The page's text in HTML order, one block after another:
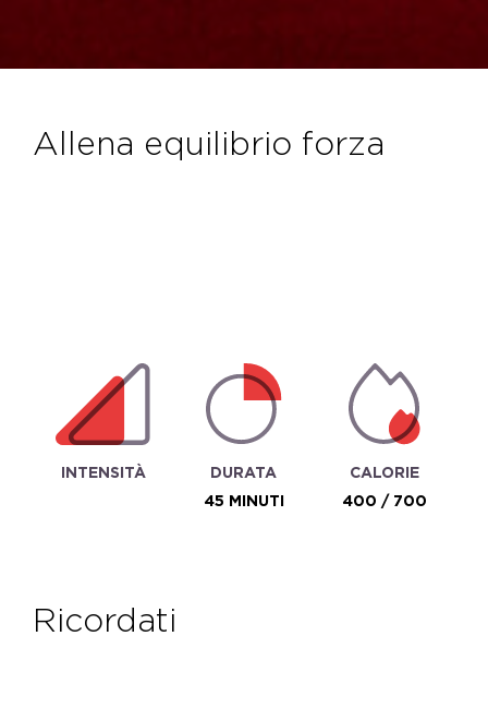
allena equilibrio forza
INTENSITÀ
DURATA
45 MINUTI
CALORIE
400 / 700
ricordati